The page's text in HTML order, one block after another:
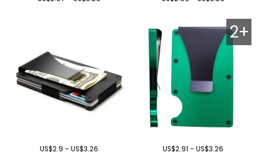
US$2.9 - US$3.26
2+
US$2.91 - US$3.26